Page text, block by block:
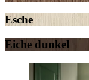
Esche
Eiche dunkel